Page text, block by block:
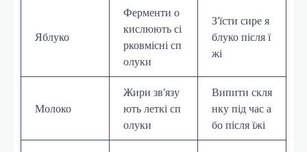
Яблуко
Ферменти о
кислюють сі
рковмісні сп
олуки
З’їсти сире я
блуко після ї
жі
Молоко
Жири зв’язу
ють леткі сп
олуки
Випити скля
нку під час а
бо після їжі